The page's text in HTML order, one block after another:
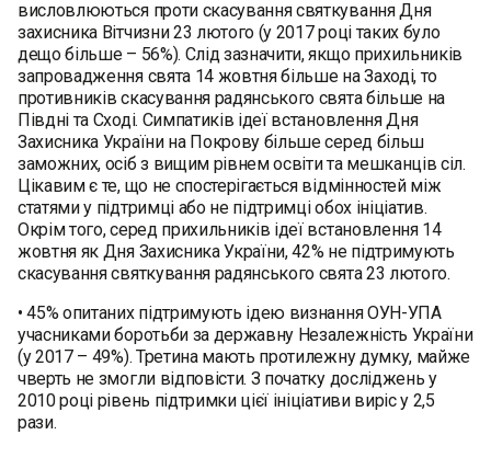
висловлюються проти скасування святкування Дня
захисника Вітчизни 23 лютого (у 2017 році таких було
дещо більше – 56%). Слід зазначити, якщо прихильників
запровадження свята 14 жовтня більше на Заході, то
противників скасування радянського свята більше на
Півдні та Сході. Симпатиків ідеї встановлення Дня
Захисника України на Покрову більше серед більш
заможних, осіб з вищим рівнем освіти та мешканців сіл.
Цікавим є те, що не спостерігається відмінностей між
статями у підтримці або не підтримці обох ініціатив.
Окрім того, серед прихильників ідеї встановлення 14
жовтня як Дня Захисника України, 42% не підтримують
скасування святкування радянського свята 23 лютого.
• 45% опитаних підтримують ідею визнання ОУН-УПА
учасниками боротьби за державну Незалежність України
(у 2017 – 49%). Третина мають протилежну думку, майже
чверть не змогли відповісти. З початку досліджень у
2010 році рівень підтримки цієї ініціативи виріс у 2,5
рази.